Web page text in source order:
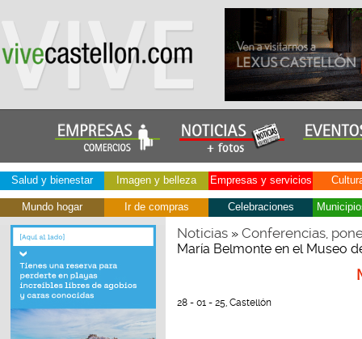
Salud y bienestar Imagen y belleza Empresas y servicios
Mundo hogar Ir de compras Celebraciones
Noticias» Conferencias,
María Belmonte en el Museo
28 - 01 - 25, Castellón